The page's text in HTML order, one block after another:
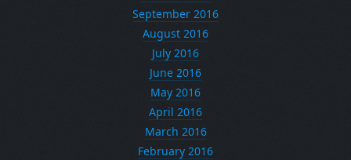
September 2016
August 2016
July 2016
June 2016
May 2016
April 2016
March 2016
February 2016